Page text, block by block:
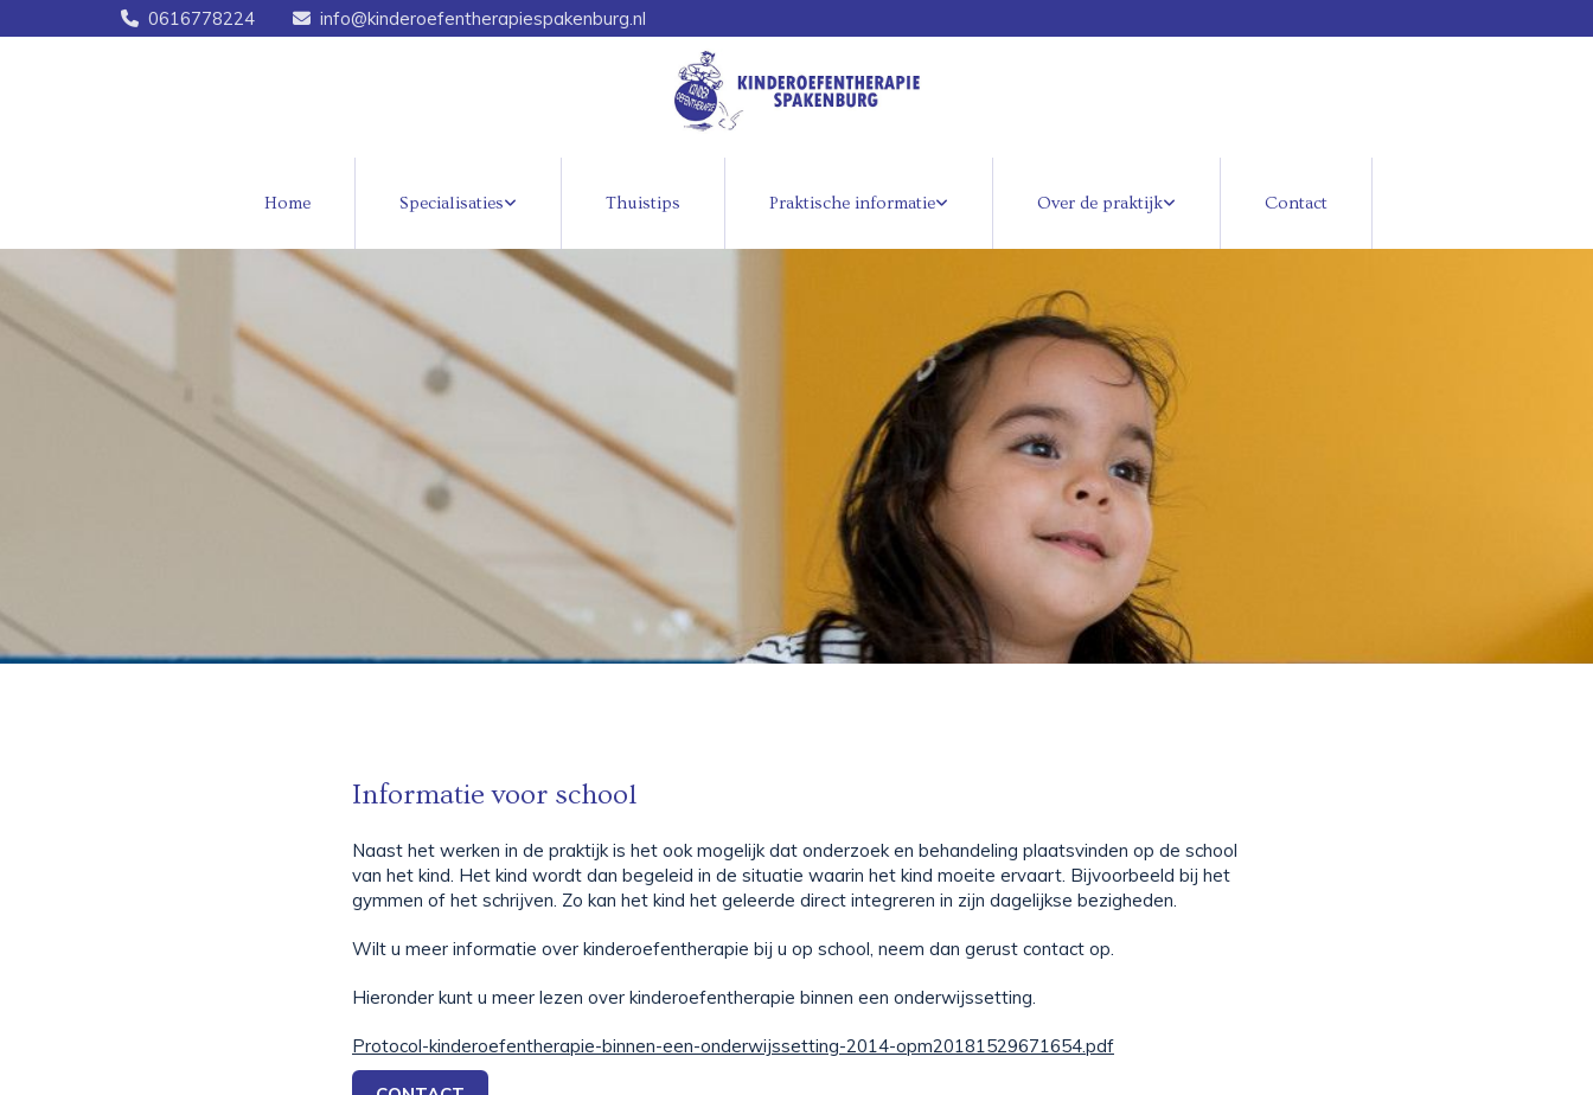
 0616778224  info@kinderoefentherapiespakenburg.nl
Home Specialisaties Thuistips Praktische informatie Over de praktijk Contact
Informatie voor school
Naast het werken in de praktijk is het ook mogelijk dat onderzoek en behandeling plaatsvinden op de school
van het kind. Het kind wordt dan begeleid in de situatie waarin het kind moeite ervaart. Bijvoorbeeld bij het
gymmen of het schrijven. Zo kan het kind het geleerde direct integreren in zijn dagelijkse bezigheden.
Wilt u meer informatie over kinderoefentherapie bij u op school, neem dan gerust contact op.
Hieronder kunt u meer lezen over kinderoefentherapie binnen een onderwijssetting.
Protocol-kinderoefentherapie-binnen-een-onderwijssetting-2014-opm20181529671654.pdf